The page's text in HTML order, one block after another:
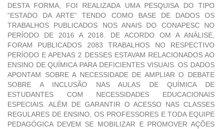
DESTA FORMA, FOI REALIZADA UMA PESQUISA DO TIPO
“ESTADO DA ARTE” TENDO COMO BASE DE DADOS OS
TRABALHOS PUBLICADOS NOS ANAIS DO CONAPESC NO
PERÍODO DE 2016 A 2018. DE ACORDO OM A ANÁLISE,
FORAM PUBLICADOS 2083 TRABALHOS NO RESPECTIVO
PERÍODO E APENAS 2 DESSES ESTAVAM RELACIONADOS AO
ENSINO DE QUÍMICA PARA DEFICIENTES VISUAIS. OS DADOS
APONTAM SOBRE A NECESSIDADE DE AMPLIAR O DEBATE
SOBRE A INCLUSÃO NAS AULAS DE QUÍMICA DE
ESTUDANTES COM NECESSIDADES EDUCACIONAIS
ESPECIAIS. ALÉM DE GARANTIR O ACESSO NAS CLASSES
REGULARES DE ENSINO, OS PROFESSORES E TODA EQUIPE
PEDAGÓGICA DEVEM SE MOBILIZAR E PROMOVER AÇÕES